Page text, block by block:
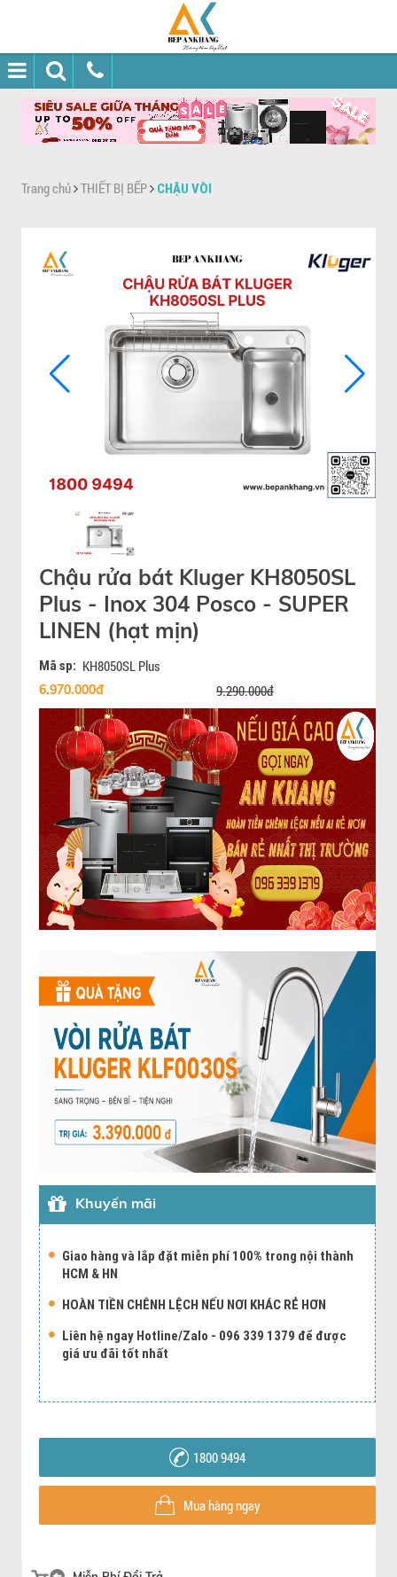
Trang chủ THIẾT BỊ BẾP CHẬU VÒI
Chậu rửa bát Kluger KH8050SL
Plus - Inox 304 Posco - SUPER
LINEN (hạt mịn)
Mã sp: KH8050SL Plus
6.970.000đ 9.290.000đ
Khuyến mãi
Giao hàng và lắp đặt miễn phí 100% trong nội thành
HCM & HN
HOÀN TIỀN CHÊNH LỆCH NẾU NƠI KHÁC RẺ HƠN
Liên hệ ngay Hotline/Zalo - 096 339 1379 để được
giá ưu đãi tốt nhất
1800 9494
Mua hàng ngay